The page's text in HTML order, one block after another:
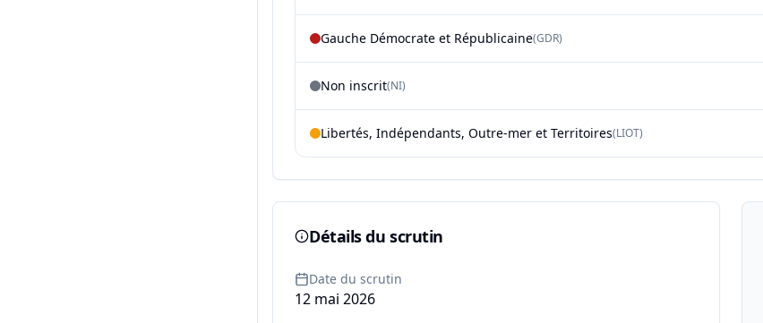
Gauche Démocrate et Républicaine(GDR)
Non inscrit(NI)
Libertés, Indépendants, Outre-mer et Territoires(LIOT)
Détails du scrutin
Date du scrutin
12 mai 2026